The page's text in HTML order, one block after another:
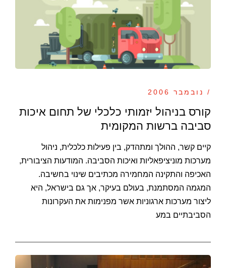
/ נובמבר 2006
קורס בניהול יזמותי כלכלי של תחום איכות
סביבה ברשות המקומית
קיים קשר, ההולך ומתהדק, בין פעילות כלכלית, ניהול
מערכות מוניציפאליות ואיכות הסביבה. המודעות הציבורית,
האכיפה והתקינה המחמירה מכתיבים שינוי בחשיבה.
המגמה המסתמנת, בעולם בעיקר, אך גם בישראל, היא
ליצור מערכות ארגוניות אשר מפנימות את העקרונות
הסביבתיים במע